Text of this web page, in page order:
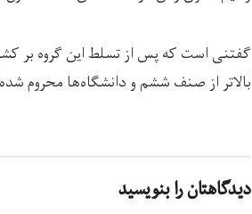
گفتنی است که پس از تسلط این گروه بر
بالاتر از صنف ششم و دانشگاه‌ها محروم
دیدگاهتان را بنویسید